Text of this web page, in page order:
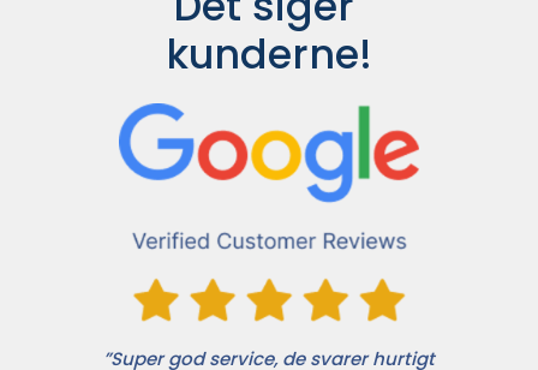
kunderne!
”Super god service, de svarer hurtigt